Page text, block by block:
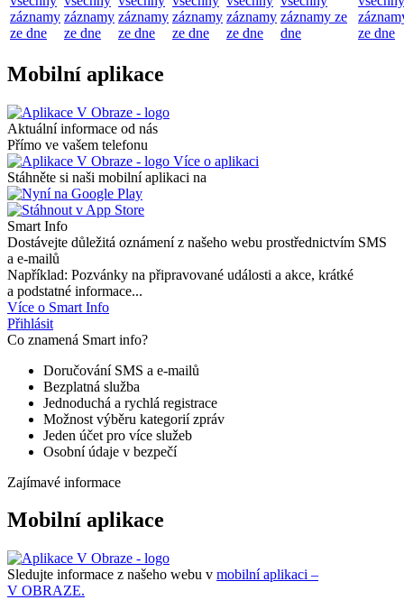
záznamy
ze dne
záznamy
ze dne
záznamy
ze dne
záznamy
ze dne
záznamy
ze dne
záznamy ze
dne
ze dne
Mobilní aplikace
Aktuální informace od nás
Přímo ve vašem telefonu
Více o aplikaci
Stáhněte si naši mobilní aplikaci na
Smart Info
Dostávejte důležitá oznámení z našeho webu prostřednictvím SMS
a e-mailů
Například: Pozvánky na připravované události a akce, krátké
a podstatné informace...
Více o Smart Info
Přihlásit
Co znamená Smart info?
Doručování SMS a e-mailů
Bezplatná služba
Jednoduchá a rychlá registrace
Možnost výběru kategorií zpráv
Jeden účet pro více služeb
Osobní údaje v bezpečí
Zajímavé informace
Mobilní aplikace
Sledujte informace z našeho webu v mobilní aplikaci –
V OBRAZE.